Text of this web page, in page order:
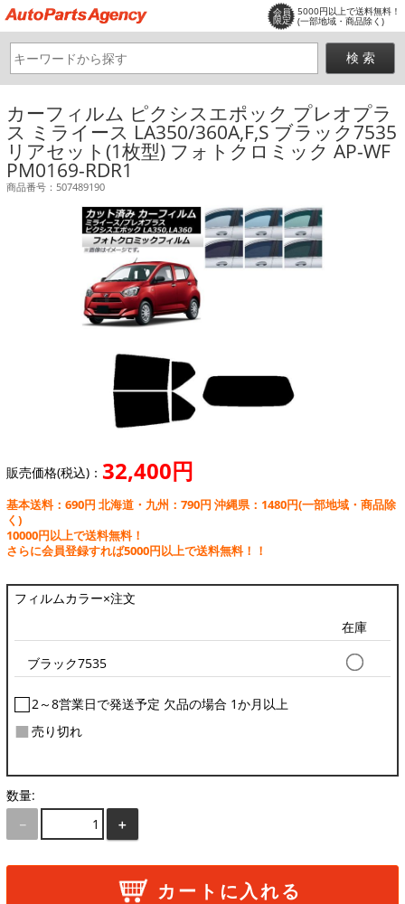
会員
限定
5000円以上で送料無料！
(一部地域・商品除く)
カーフィルム ピクシスエポック プレオプラ
ス ミライース LA350/360A,F,S ブラック7535
リアセット(1枚型) フォトクロミック AP-WF
PM0169-RDR1
商品番号：507489190
販売価格(税込)： 32,400円
基本送料：690円 北海道・九州：790円 沖縄県：1480円(一部地域・商品除
く)
10000円以上で送料無料！
さらに会員登録すれば5000円以上で送料無料！！
フィルムカラー×注文
在庫
ブラック7535
□2～8営業日で発送予定 欠品の場合 1か月以上
■ 売り切れ
数量:
－
＋
カートに入れる